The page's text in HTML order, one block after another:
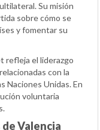
Su misión
sobre cómo se
y fomentar su
refleja el liderazgo
con la
Naciones Unidas. En
voluntaria
Valencia